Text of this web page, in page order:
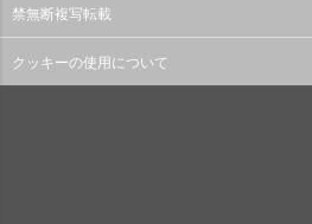
禁無断複写転載
クッキーの使用について